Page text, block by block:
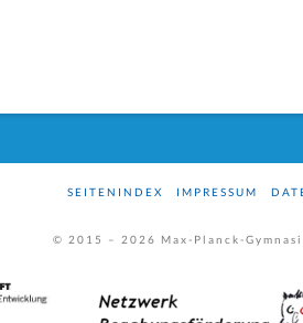
SEITENINDEX IMPRESSUM
© 2015 – 2026 Max-Planck-